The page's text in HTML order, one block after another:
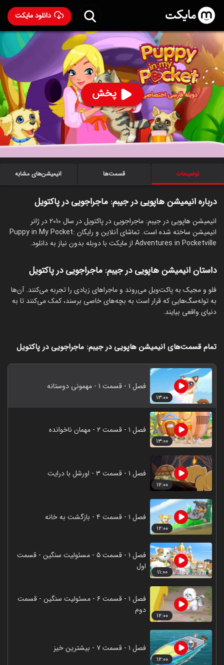
دانلود مایکت
پخش
انیمیشن هاپویی در جیبم: ماجراجویی در پاکتویل با دوبله
فارسی - Puppy in My Pocket: Adventures in
Pocketville 2010
۳۱۴ 87% ۴.۵
ساخت ایتالیا سال 2010
رده سنی ۳+
سریال
انیمیشن
توضیحات قسمت‌ها انیمیشن‌های مشابه
درباره انیمیشن هاپویی در جیبم: ماجراجویی در پاکتویل
انیمیشن هاپویی در جیبم: ماجراجویی در پاکتویل در سال 2010 در ژانر
انیمیشن ساخته شده است. تماشای آنلاین و رایگان Puppy in My Pocket:
Adventures in Pocketville از مایکت با دوبله بدون نیاز به دانلود.
داستان انیمیشن هاپویی در جیبم: ماجراجویی در پاکتویل
فلو و مجیک به پاکت‌ویل می‌روند و ماجراهای زیادی را تجربه می‌کنند. آن‌ها
به توله‌سگ‌هایی که قرار است به بچه‌های خاصی برسند، کمک می‌کنند تا به
دنیای واقعی بیایند.
تمام قسمت‌های انیمیشن هاپویی در جیبم: ماجراجویی در پاکتویل
۱۳:۰۰
فصل ۱ - قسمت ۱ - مهمونی دوستانه
۱۳:۰۰
فصل ۱ - قسمت ۲ - مهمان ناخوانده
۱۲:۰۰
فصل ۱ - قسمت ۳ - اورشل با درایت
۱۲:۰۰
فصل ۱ - قسمت ۴ - بازگشت به خانه
۱۱:۰۰
فصل ۱ - قسمت ۵ - مسئولیت سنگین - قسمت
اول
۱۲:۰۰
فصل ۱ - قسمت ۶ - مسئولیت سنگین - قسمت
دوم
۱۲:۰۰
فصل ۱ - قسمت ۷ - بیشترین خیز